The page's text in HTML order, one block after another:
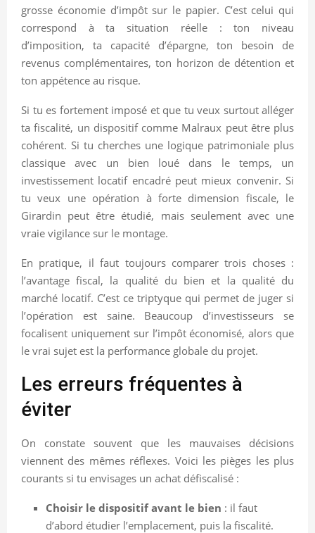
grosse économie d’impôt sur le papier. C’est celui qui
correspond à ta situation réelle : ton niveau
d’imposition, ta capacité d’épargne, ton besoin de
revenus complémentaires, ton horizon de détention et
ton appétence au risque.
Si tu es fortement imposé et que tu veux surtout alléger
ta fiscalité, un dispositif comme Malraux peut être plus
cohérent. Si tu cherches une logique patrimoniale plus
classique avec un bien loué dans le temps, un
investissement locatif encadré peut mieux convenir. Si
tu veux une opération à forte dimension fiscale, le
Girardin peut être étudié, mais seulement avec une
vraie vigilance sur le montage.
En pratique, il faut toujours comparer trois choses :
l’avantage fiscal, la qualité du bien et la qualité du
marché locatif. C’est ce triptyque qui permet de juger si
l’opération est saine. Beaucoup d’investisseurs se
focalisent uniquement sur l’impôt économisé, alors que
le vrai sujet est la performance globale du projet.
Les erreurs fréquentes à
éviter
On constate souvent que les mauvaises décisions
viennent des mêmes réflexes. Voici les pièges les plus
courants si tu envisages un achat défiscalisé :
Choisir le dispositif avant le bien : il faut
d’abord étudier l’emplacement, puis la fiscalité.